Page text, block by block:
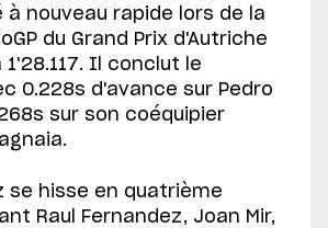
nouveau rapide lors de la
du Grand Prix d'Autriche
Il conclut le
0.228s d'avance sur Pedro
sur son coéquipier
se hisse en quatrième
Raul Fernandez, Joan Mir,